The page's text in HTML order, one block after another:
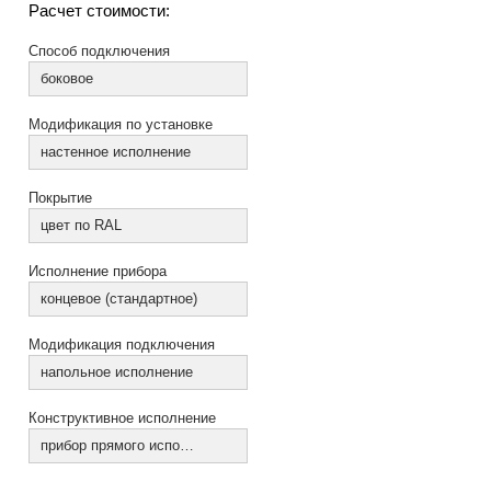
Расчет стоимости:
Способ подключения
боковое
Модификация по установке
настенное исполнение
Покрытие
цвет по RAL
Исполнение прибора
концевое (стандартное)
Модификация подключения
напольное исполнение
Конструктивное исполнение
прибор прямого исполнения